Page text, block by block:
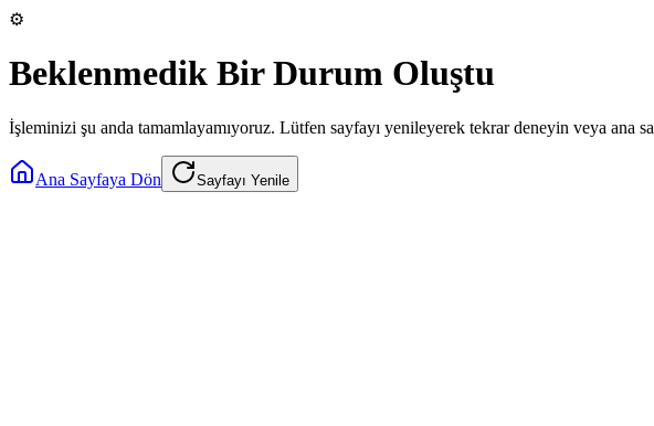
⚙️
Beklenmedik Bir Durum Oluştu
İşleminizi şu anda tamamlayamıyoruz. Lütfen sayfayı yenileyerek tekrar deneyin veya ana
Ana Sayfaya Dön Sayfayı Yenile